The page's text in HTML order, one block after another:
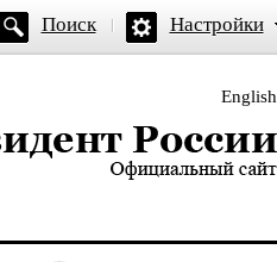
Поиск Настройки
English
— официальный сайт